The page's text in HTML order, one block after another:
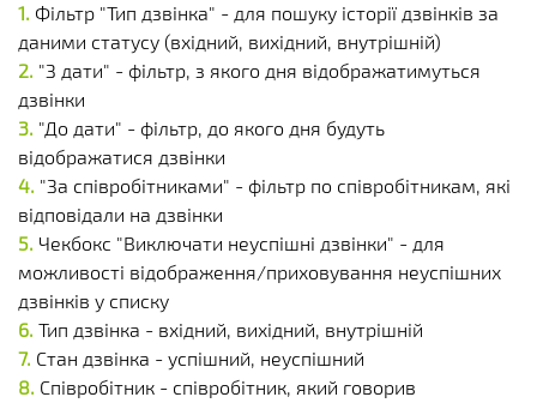
Фільтр "Тип дзвінка" - для пошуку історії дзвінків за
даними статусу (вхідний, вихідний, внутрішній)
"З дати" - фільтр, з якого дня відображатимуться
дзвінки
"До дати" - фільтр, до якого дня будуть
відображатися дзвінки
"За співробітниками" - фільтр по співробітникам, які
відповідали на дзвінки
Чекбокс "Виключати неуспішні дзвінки" - для
можливості відображення/приховування неуспішних
дзвінків у списку
Тип дзвінка - вхідний, вихідний, внутрішній
Стан дзвінка - успішний, неуспішний
Співробітник - співробітник, який говорив